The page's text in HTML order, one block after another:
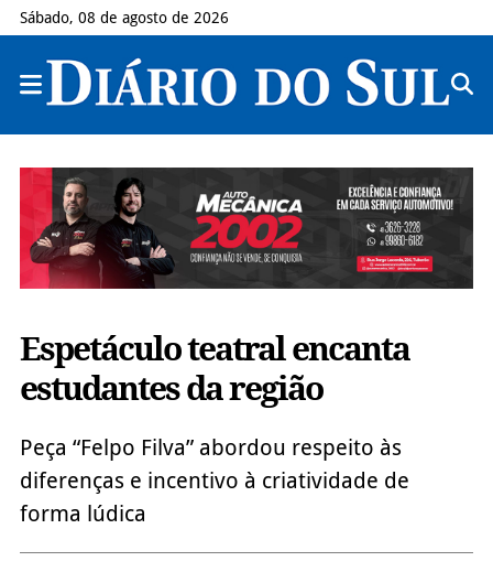
Sábado, 08 de agosto de 2026
Espetáculo teatral encanta
estudantes da região
Peça “Felpo Filva” abordou respeito às
diferenças e incentivo à criatividade de
forma lúdica